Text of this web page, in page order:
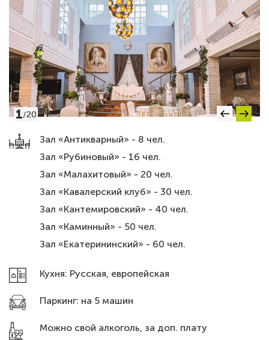
Зал «Антикварный» - 8 чел.
Зал «Рубиновый» - 16 чел.
Зал «Малахитовый» - 20 чел.
Зал «Кавалерский клуб» - 30 чел.
Зал «Кантемировский» - 40 чел.
Зал «Каминный» - 50 чел.
Зал «Екатерининский» - 60 чел.
Кухня: Русская, европейская
Паркинг: на 5 машин
Можно свой алкоголь, за доп. плату
1/20